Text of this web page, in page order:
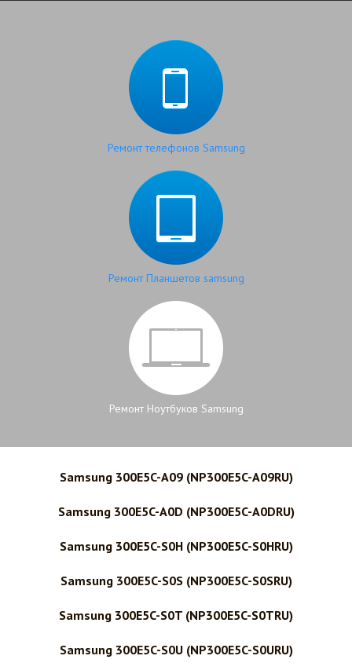
Ремонт телефонов Samsung
Ремонт Планшетов samsung
Ремонт Ноутбуков Samsung
Samsung 300E5C-A09 (NP300E5C-A09RU)
Samsung 300E5C-A0D (NP300E5C-A0DRU)
Samsung 300E5C-S0H (NP300E5C-S0HRU)
Samsung 300E5C-S0S (NP300E5C-S0SRU)
Samsung 300E5C-S0T (NP300E5C-S0TRU)
Samsung 300E5C-S0U (NP300E5C-S0URU)